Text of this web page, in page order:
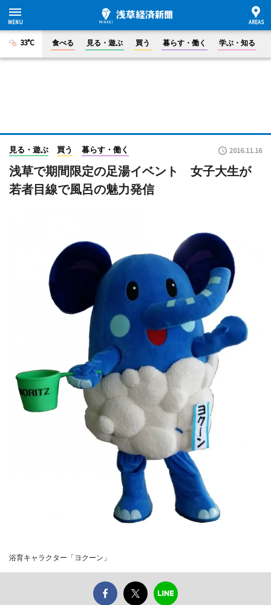
33°C 食べる 見る・遊ぶ 買う 暮らす・働く 学ぶ・知る
見る・遊ぶ 買う 暮らす・働く 2016.11.16
浅草で期間限定の足湯イベント 女子大生が
若者目線で風呂の魅力発信
浴育キャラクター「ヨクーン」